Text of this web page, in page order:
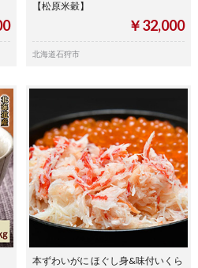
【松原米穀】
￥32,000
北海道石狩市
本ずわいがに ほぐし身&味付いくら